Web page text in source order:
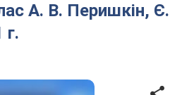
А. В. Перишкін, Є.
г.